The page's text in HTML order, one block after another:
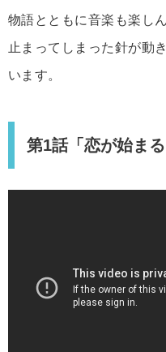
物語とともに音楽も楽し
止まってしまった針が動
います。
第1話「恋が始まる